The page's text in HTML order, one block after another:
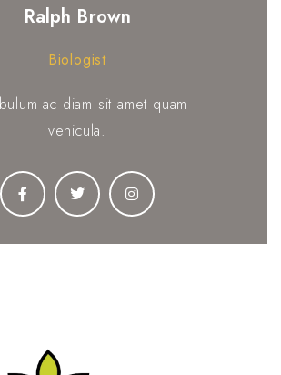
Ralph Brown
Biologist
ac diam sit amet quam
vehicula.